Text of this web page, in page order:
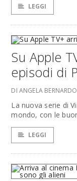
LEGGI
Su Apple
episodi di
DI ANGELA
La nuova serie di
mondo, con le
LEGGI